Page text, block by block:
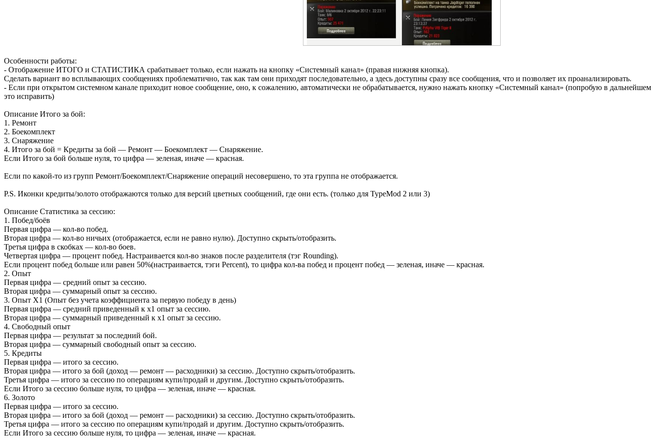
Особенности работы:
- Отображение ИТОГО и СТАТИСТИКА срабатывает только, если нажать на кнопку «Системный канал» (правая нижняя кнопка).
Сделать вариант во всплывающих сообщениях проблематично, так как там они приходят последовательно, а здесь доступны сразу все сообщения, что и позволяет их проанализировать.
- Если при открытом системном канале приходит новое сообщение, оно, к сожалению, автоматически не обрабатывается, нужно нажать кнопку «Системный канал» (попробую в дальнейшем
это исправить)
Описание Итого за бой:
1. Ремонт
2. Боекомплект
3. Снаряжение
4. Итого за бой = Кредиты за бой — Ремонт — Боекомплект — Снаряжение.
Если Итого за бой больше нуля, то цифра — зеленая, иначе — красная.
Если по какой-то из групп Ремонт/Боекомплект/Снаряжение операций несовершено, то эта группа не отображается.
P.S. Иконки кредиты/золото отображаются только для версий цветных сообщений, где они есть. (только для TypeMod 2 или 3)
Описание Статистика за сессию:
1. Побед/боёв
Первая цифра — кол-во побед.
Вторая цифра — кол-во ничьих (отображается, если не равно нулю). Доступно скрыть/отобразить.
Третья цифра в скобках — кол-во боев.
Четвертая цифра — процент побед. Настраивается кол-во знаков после разделителя (тэг Rounding).
Если процент побед больше или равен 50%(настраивается, тэги Percent), то цифра кол-ва побед и процент побед — зеленая, иначе — красная.
2. Опыт
Первая цифра — средний опыт за сессию.
Вторая цифра — суммарный опыт за сессию.
3. Опыт X1 (Опыт без учета коэффициента за первую победу в день)
Первая цифра — средний приведенный к х1 опыт за сессию.
Вторая цифра — суммарный приведенный к х1 опыт за сессию.
4. Свободный опыт
Первая цифра — результат за последний бой.
Вторая цифра — суммарный свободный опыт за сессию.
5. Кредиты
Первая цифра — итого за сессию.
Вторая цифра — итого за бой (доход — ремонт — расходники) за сессию. Доступно скрыть/отобразить.
Третья цифра — итого за сессию по операциям купи/продай и другим. Доступно скрыть/отобразить.
Если Итого за сессию больше нуля, то цифра — зеленая, иначе — красная.
6. Золото
Первая цифра — итого за сессию.
Вторая цифра — итого за бой (доход — ремонт — расходники) за сессию. Доступно скрыть/отобразить.
Третья цифра — итого за сессию по операциям купи/продай и другим. Доступно скрыть/отобразить.
Если Итого за сессию больше нуля, то цифра — зеленая, иначе — красная.